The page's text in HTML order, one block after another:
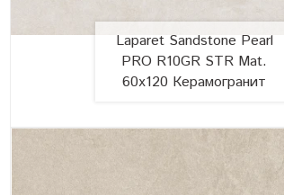
Laparet Sandstone Pearl
PRO R10GR STR Mat.
60x120 Керамогранит